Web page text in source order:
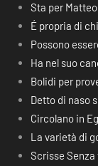
Sta per
É propria di
Possono
Ha nel suo
Bolidi per
Detto di naso
Circolano in
La varietà di
Scrisse